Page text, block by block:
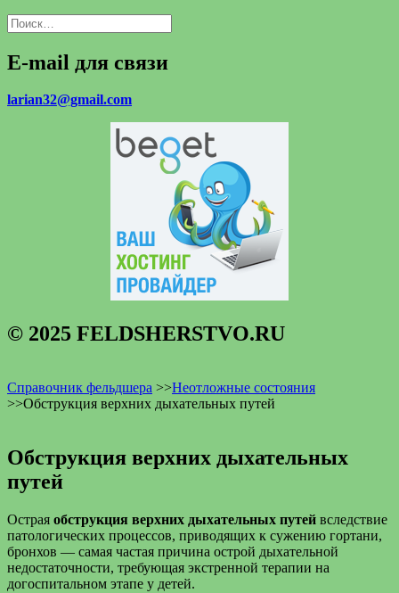
Найти:
E-mail для связи
larian32@gmail.com
© 2025 FELDSHERSTVO.RU
Справочник фельдшера >>Неотложные состояния
>>Обструкция верхних дыхательных путей
Обструкция верхних дыхательных
путей
Острая обструкция верхних дыхательных путей вследствие
патологических процессов, приводящих к сужению гортани,
бронхов — самая частая причина острой дыхательной
недостаточности, требующая экстренной терапии на
догоспитальном этапе у детей.